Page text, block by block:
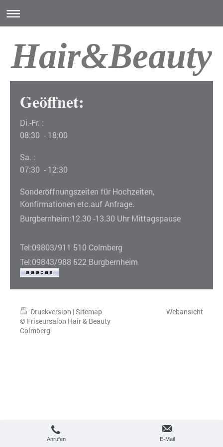
Hair&Beauty
Geöffnet:
Di.-Fr. :
08:30 - 18:00
Sa. :
07:30 - 12:30
Sonderöffnungszeiten für Hochzeiten,
Konfirmationen etc.auf Anfrage.
Burgbernheim:12.30 -13.30 Uhr Mittagspause
Tel:09803/911 510 Colmberg
Tel:09843/988 522 Burgbernheim
Druckversion |Sitemap
© Friseursalon Hair & Beauty
Colmberg
Webansicht
Anrufen E-Mail